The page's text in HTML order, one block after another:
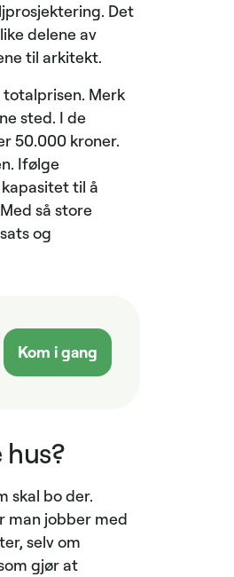
Det
delene av
til arkitekt.
Merk
sted. I de
50.000 kroner.
Ifølge
til å
så store
og
Kom i gang
skal bo der.
man jobber med
selv om
gjør at